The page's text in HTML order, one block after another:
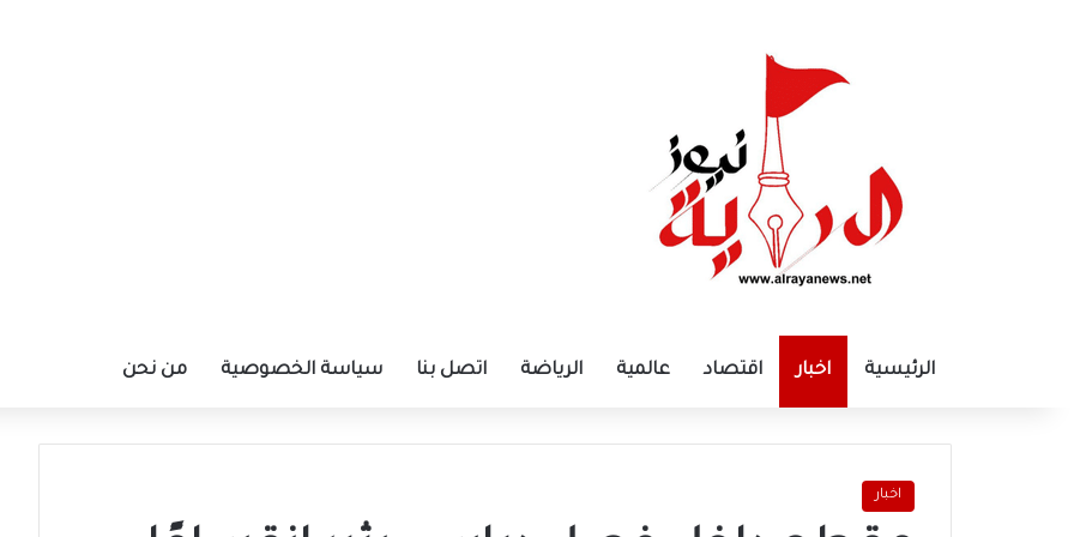
الرئيسية اخبار اقتصاد عالمية الرياضة اتصل بنا سياسة الخصوصية من نحن
اخبار